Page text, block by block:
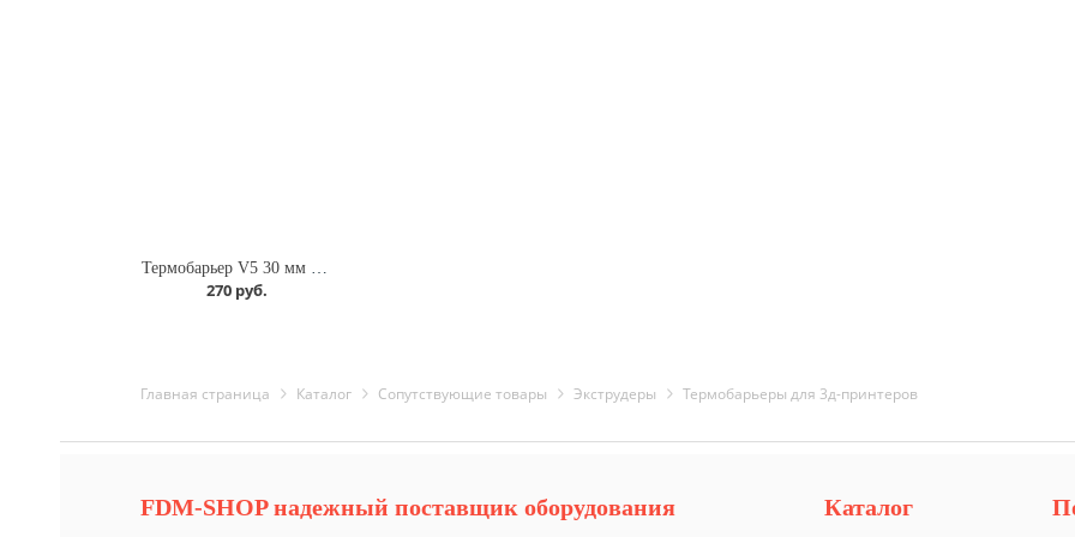
Термобарьер V5 30 мм с тефлоном без проточки
270 руб.
Главная страница Каталог Cопутствующие товары Экструдеры Термобарьеры для 3д-принтеров
FDM-SHOP надежный поставщик оборудования
Каталог